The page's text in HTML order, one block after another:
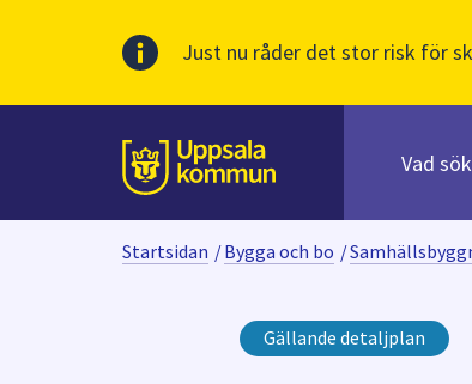
Just nu råder det stor risk för
Till sidans
huvudinnehåll
innehåll
När
börjar
skriva
Startsidan /Bygga och bo /
Gällande detaljplan